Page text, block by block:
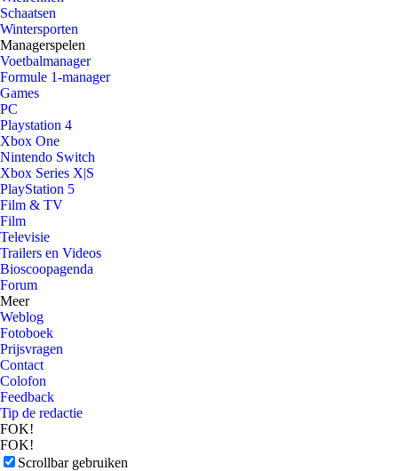
Schaatsen
Wintersporten
Managerspelen
Voetbalmanager
Formule 1-manager
Games
PC
Playstation 4
Xbox One
Nintendo Switch
Xbox Series X|S
PlayStation 5
Film & TV
Film
Televisie
Trailers en Videos
Bioscoopagenda
Forum
Meer
Weblog
Fotoboek
Prijsvragen
Contact
Colofon
Feedback
Tip de redactie
FOK!
FOK!
Scrollbar gebruiken